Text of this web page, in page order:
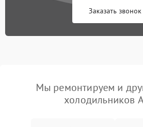
Заказать звонок
Мы ремонтируем и
холодильников